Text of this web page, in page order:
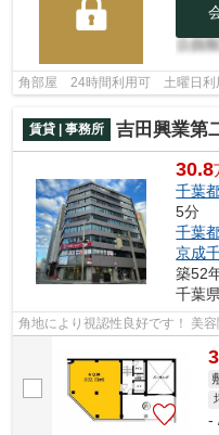
角部屋 24時間利用可 土曜日利
賃貸 | 事務所 吉田興業第
30.8
千葉
5分
千葉
京成
築52
千葉
角地により視認性良好です！ 美
-